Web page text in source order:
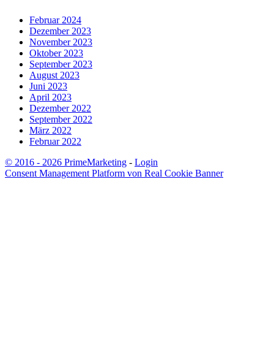
Februar 2024
Dezember 2023
November 2023
Oktober 2023
September 2023
August 2023
Juni 2023
April 2023
Dezember 2022
September 2022
März 2022
Februar 2022
© 2016 - 2026 PrimeMarketing - Login
Consent Management Platform von Real Cookie Banner